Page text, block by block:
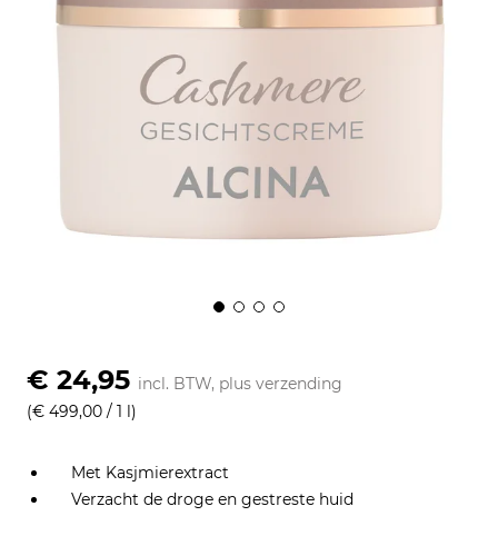
€ 24,95 incl. BTW, plus verzending
(€ 499,00 / 1 l)
Met Kasjmierextract
Verzacht de droge en gestreste huid